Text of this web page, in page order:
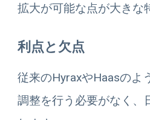
拡大が可能な点が大きな
利点と欠点
従来のHyraxやHaasのよ
調整を行う必要がなく、